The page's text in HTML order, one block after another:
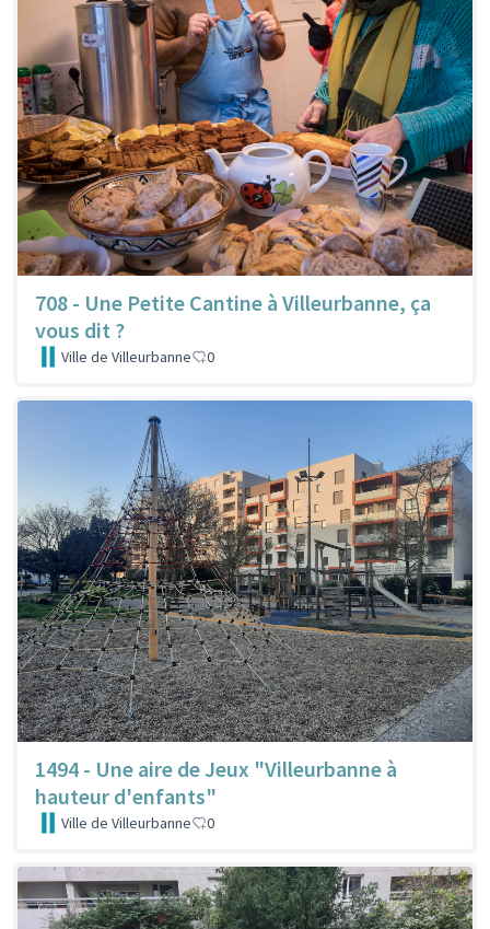
708 - Une Petite Cantine à Villeurbanne, ça
vous dit ?
Ville de Villeurbanne 0
1494 - Une aire de Jeux "Villeurbanne à
hauteur d'enfants"
Ville de Villeurbanne 0